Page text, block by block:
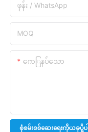
ဖုန်း / WhatsApp
MOQ
ကေြနပ်သော
စုံစမ်းစစ်ဆေးရေးကိုယခုပို့ပါ